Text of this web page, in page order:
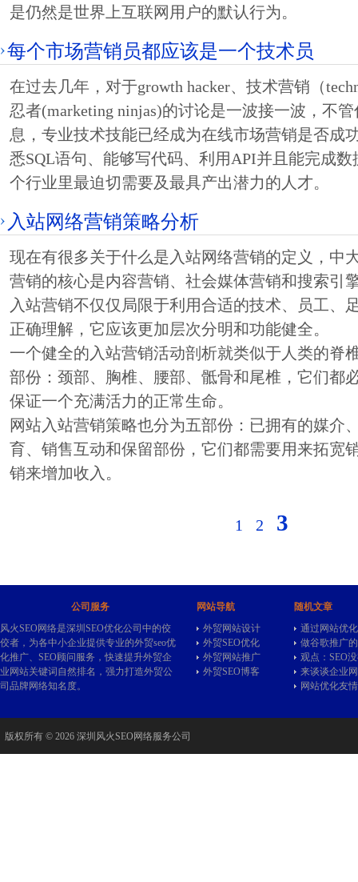
是仍然是世界上互联网用户的默认行为。
每个市场营销员都应该是一个技术员
在过去几年，对于growth hacker、技术营销（
忍者(marketing ninjas)的讨论是一波接一波，不
息，专业技术技能已经成为在线市场营销是否成
悉SQL语句、能够写代码、利用API并且能完成
个行业里最迫切需要及最具产出潜力的人才。
入站网络营销策略分析
现在有很多关于什么是入站网络营销的定义，中
营销的核心是内容营销、社会媒体营销和搜索引
入站营销不仅仅局限于利用合适的技术、员工、
正确理解，它应该更加层次分明和功能健全。
一个健全的入站营销活动剖析就类似于人类的脊
部份：颈部、胸椎、腰部、骶骨和尾椎，它们都
保证一个充满活力的正常生命。
网站入站营销策略也分为五部份：已拥有的媒介
育、销售互动和保留部份，它们都需要用来拓宽
销来增加收入。
1 2 3
公司服务
风火SEO网络是深圳SEO优化公司中的佼
佼者，为各中小企业提供专业的外贸seo优
化推广、SEO顾问服务，快速提升外贸企
业网站关键词自然排名，强力打造外贸公
司品牌网络知名度。
网站导航
外贸网站设计
外贸SEO优化
外贸网站推广
外贸SEO博客
随机文章
通过网站优
做谷歌推广
观点：SEO
来谈谈企业
网站优化友
版权所有 © 2026 深圳风火SEO网络服务公司